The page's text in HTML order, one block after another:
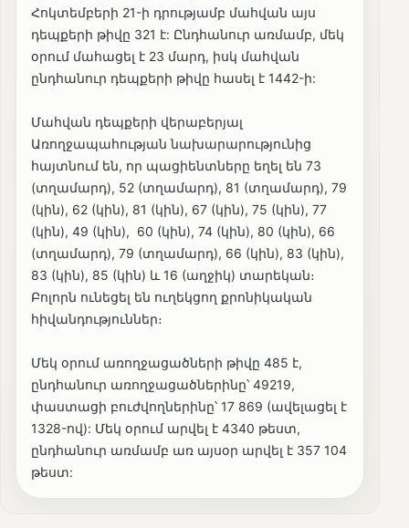
Հոկտեմբերի 21-ի դրությամբ մահվան այս
դեպքերի թիվը 321 է: Ընդհանուր առմամբ, մեկ
օրում մահացել է 23 մարդ, իսկ մահվան
ընդհանուր դեպքերի թիվը հասել է 1442-ի:
Մահվան դեպքերի վերաբերյալ
Առողջապահության նախարարությունից
հայտնում են, որ պացիենտները եղել են 73
(տղամարդ), 52 (տղամարդ), 81 (տղամարդ), 79
(կին), 62 (կին), 81 (կին), 67 (կին), 75 (կին), 77
(կին), 49 (կին), 60 (կին), 74 (կին), 80 (կին), 66
(տղամարդ), 79 (տղամարդ), 66 (կին), 83 (կին),
83 (կին), 85 (կին) և 16 (աղջիկ) տարեկան։
Բոլորն ունեցել են ուղեկցող քրոնիկական
հիվանդություններ։
Մեկ օրում առողջացածների թիվը 485 է,
ընդհանուր առողջացածներինը՝ 49219,
փաստացի բուժվողներինը՝ 17 869 (ավելացել է
1328-ով): Մեկ օրում արվել է 4340 թեստ,
ընդհանուր առմամբ առ այսօր արվել է 357 104
թեստ: